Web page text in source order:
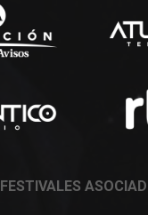
FESTIVALES